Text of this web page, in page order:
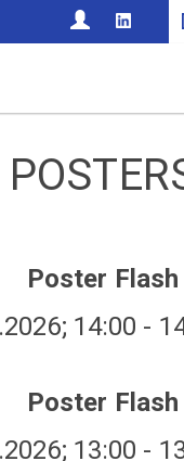
CONTACT
Poster Flash
14:00 -
Poster Flash
13:00 -